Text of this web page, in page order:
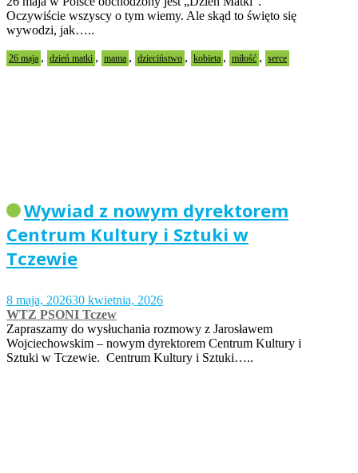
Oczywiście wszyscy o tym wiemy. Ale skąd to święto się
wywodzi, jak…..
26 maja , dzień matki , mama , dzieciństwo , kobieta , miłość , serce
Wywiad z nowym dyrektorem
Centrum Kultury i Sztuki w
Tczewie
8 maja, 202630 kwietnia, 2026
WTZ PSONI Tczew
Zapraszamy do wysłuchania rozmowy z Jarosławem
Wojciechowskim – nowym dyrektorem Centrum Kultury i
Sztuki w Tczewie. Centrum Kultury i Sztuki…..